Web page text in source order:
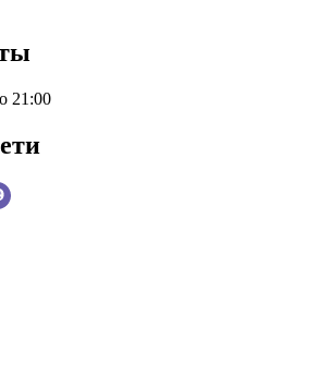
21:00